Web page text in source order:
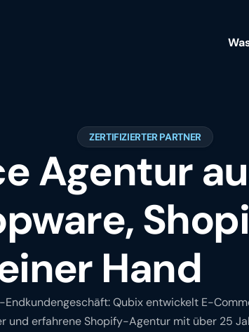
ZERTIFIZIERTER PARTNER
Agentur
Hand
Qubix entwickelt E-
und erfahrene Shopify-Agentur mit über 25